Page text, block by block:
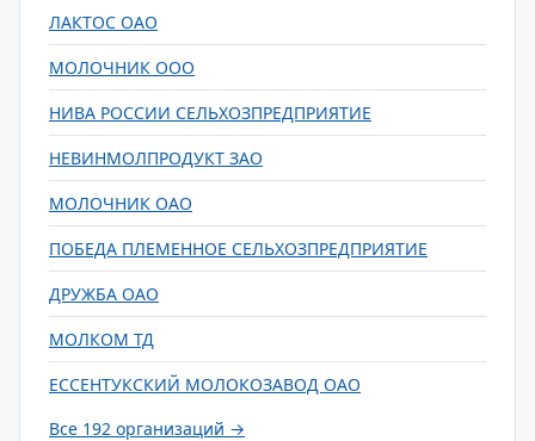
ЛАКТОС ОАО
МОЛОЧНИК ООО
НИВА РОССИИ СЕЛЬХОЗПРЕДПРИЯТИЕ
НЕВИНМОЛПРОДУКТ ЗАО
МОЛОЧНИК ОАО
ПОБЕДА ПЛЕМЕННОЕ СЕЛЬХОЗПРЕДПРИЯТИЕ
ДРУЖБА ОАО
МОЛКОМ ТД
ЕССЕНТУКСКИЙ МОЛОКОЗАВОД ОАО
Все 192 организаций →